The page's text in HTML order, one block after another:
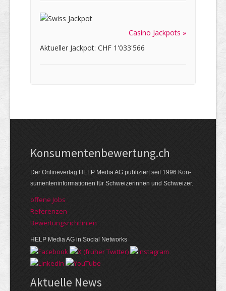
Casino Jackpots »
Aktueller Jackpot: CHF 1'033'566
Kon­su­menten­be­wer­tung.ch
Der Online­verlag HELP Media AG publi­ziert seit 1996 Kon­
su­menten­infor­mationen für Schwei­zerinnen und Schweizer.
offene Jobs
Referenzen
Bewer­tungs­richt­linien
HELP Media AG in Social Networks
Aktuelle News